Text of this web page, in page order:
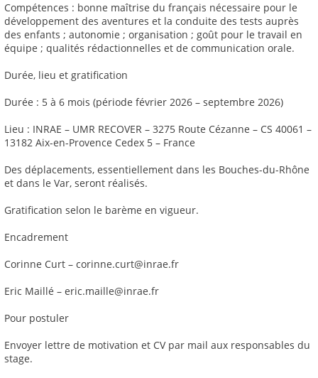
Compétences : bonne maîtrise du français nécessaire pour le
développement des aventures et la conduite des tests auprès
des enfants ; autonomie ; organisation ; goût pour le travail en
équipe ; qualités rédactionnelles et de communication orale.
Durée, lieu et gratification
Durée : 5 à 6 mois (période février 2026 – septembre 2026)
Lieu : INRAE – UMR RECOVER – 3275 Route Cézanne – CS 40061 –
13182 Aix-en-Provence Cedex 5 – France
Des déplacements, essentiellement dans les Bouches-du-Rhône
et dans le Var, seront réalisés.
Gratification selon le barème en vigueur.
Encadrement
Corinne Curt – corinne.curt@inrae.fr
Eric Maillé – eric.maille@inrae.fr
Pour postuler
Envoyer lettre de motivation et CV par mail aux responsables du
stage.